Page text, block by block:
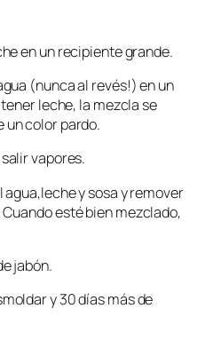
en un recipiente grande.
(nunca al revés!) en un
leche, la mezcla se
un color pardo.
vapores.
y sosa y remover
esté bien mezclado,
jabón.
y 30 días más de